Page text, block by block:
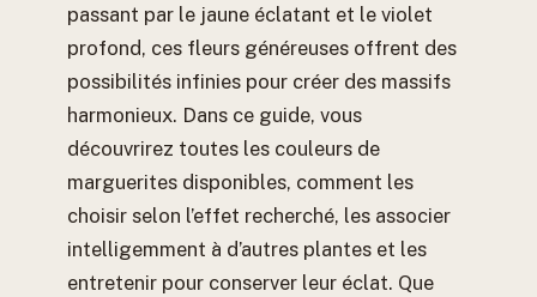
passant par le jaune éclatant et le violet
profond, ces fleurs généreuses offrent des
possibilités infinies pour créer des massifs
harmonieux. Dans ce guide, vous
découvrirez toutes les couleurs de
marguerites disponibles, comment les
choisir selon l’effet recherché, les associer
intelligemment à d’autres plantes et les
entretenir pour conserver leur éclat. Que